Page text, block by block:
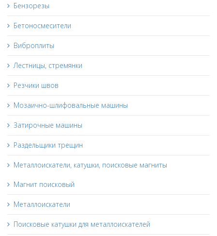
Бензорезы
Бетоносмесители
Виброплиты
Лестницы, стремянки
Резчики швов
Мозаично-шлифовальные машины
Затирочные машины
Раздельщики трещин
Металлоискатели, катушки, поисковые магниты
Магнит поисковый
Металлоискатели
Поисковые катушки для металлоискателей